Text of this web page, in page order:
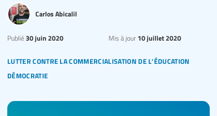
lutter contre la commercialisation de l’éducation
démocratie
Publié 30 juin 2020 Mis à jour 10 juillet 2020
Carlos Abicalil